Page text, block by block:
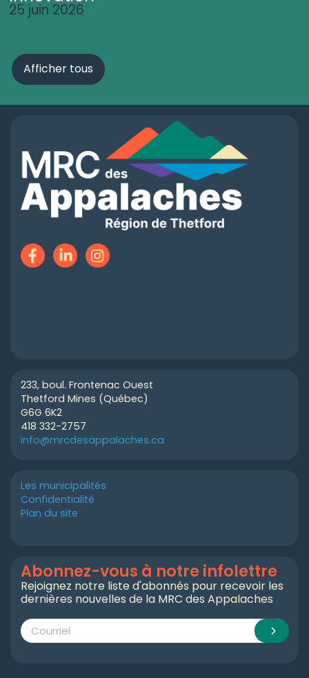
25 juin 2026
Afficher tous
233, boul. Frontenac Ouest
Thetford Mines (Québec)
G6G 6K2
418 332-2757
info@mrcdesappalaches.ca
Les municipalités
Confidentialité
Plan du site
Abonnez-vous à notre infolettre
Rejoignez notre liste d'abonnés pour recevoir les
dernières nouvelles de la MRC des Appalaches